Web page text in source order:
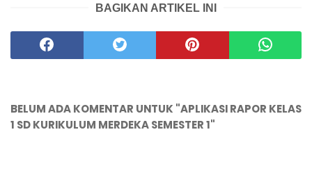
BAGIKAN ARTIKEL INI
BELUM ADA KOMENTAR UNTUK "APLIKASI RAPOR KELAS
1 SD KURIKULUM MERDEKA SEMESTER 1"